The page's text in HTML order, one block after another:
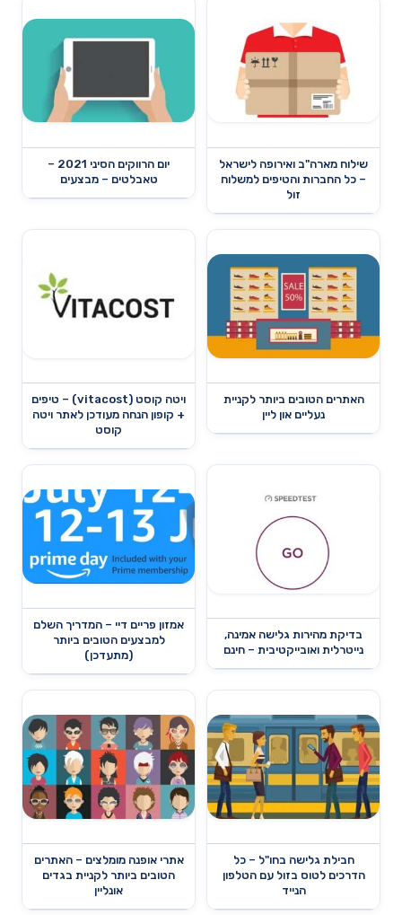
שילוח מארה"ב ואירופה לישראל
– כל החברות והטיפים למשלוח
זול
יום הרווקים הסיני 2021 –
טאבלטים – מבצעים
האתרים הטובים ביותר לקניית
נעליים און ליין
ויטה קוסט (vitacost) – טיפים
+ קופון הנחה מעודכן לאתר ויטה
קוסט
בדיקת מהירות גלישה אמינה,
נייטרלית ואובייקטיבית – חינם
אמזון פריים דיי – המדריך השלם
למבצעים הטובים ביותר
(מתעדכן)
חבילת גלישה בחו"ל – כל
הדרכים לטוס בזול עם הטלפון
הנייד
אתרי אופנה מומלצים – האתרים
הטובים ביותר לקניית בגדים
אונליין